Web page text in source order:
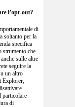
l’opt-out?
di
soltanto per la
specifica
strumento che
sulle altre
seguire la
un altro
Explorer,
particolare
di